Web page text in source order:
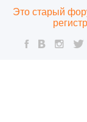
Это старый